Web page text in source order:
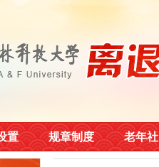
置 规章制度 老年